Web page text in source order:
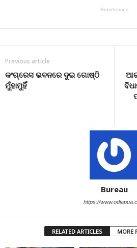
Previous article
କଂଗ୍ରେସ ଭବନରେ ଦୁଇ ଗୋଷ୍ଠି
ମୁଁହାମୁହିଁ
Bureau
https://
RELATED ARTICLES MORE